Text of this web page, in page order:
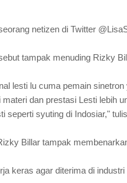
netizen di Twitter
tampak menuding Rizky
lesti lu cuma pemain
dan prestasi Lesti lebih
seperti syuting di Indosiar,"
Billar tampak
keras agar diterima di industri